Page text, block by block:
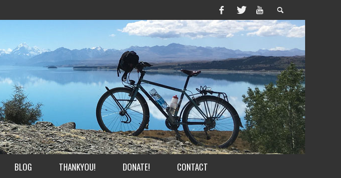
BLOG THANKYOU! DONATE! CONTACT